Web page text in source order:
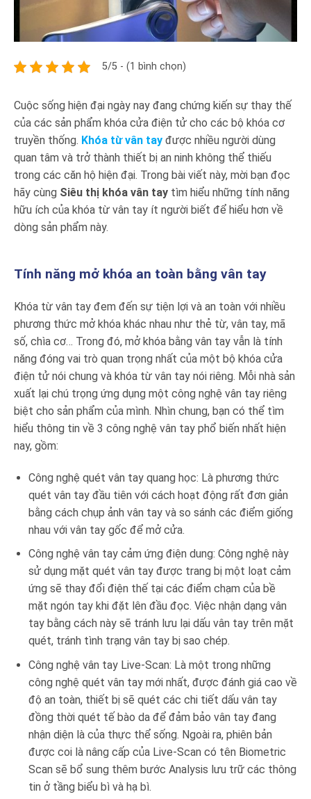
5/5 - (1 bình chọn)
Cuộc sống hiện đại ngày nay đang chứng kiến sự thay thế
của các sản phẩm khóa cửa điện tử cho các bộ khóa cơ
truyền thống. Khóa từ vân tay được nhiều người dùng
quan tâm và trở thành thiết bị an ninh không thể thiếu
trong các căn hộ hiện đại. Trong bài viết này, mời bạn đọc
hãy cùng Siêu thị khóa vân tay tìm hiểu những tính năng
hữu ích của khóa từ vân tay ít người biết để hiểu hơn về
dòng sản phẩm này.
Tính năng mở khóa an toàn bằng vân tay
Khóa từ vân tay đem đến sự tiện lợi và an toàn với nhiều
phương thức mở khóa khác nhau như thẻ từ, vân tay, mã
số, chìa cơ… Trong đó, mở khóa bằng vân tay vẫn là tính
năng đóng vai trò quan trọng nhất của một bộ khóa cửa
điện tử nói chung và khóa từ vân tay nói riêng. Mỗi nhà sản
xuất lại chú trọng ứng dụng một công nghệ vân tay riêng
biệt cho sản phẩm của mình. Nhìn chung, bạn có thể tìm
hiểu thông tin về 3 công nghệ vân tay phổ biến nhất hiện
nay, gồm:
Công nghệ quét vân tay quang học: Là phương thức
quét vân tay đầu tiên với cách hoạt động rất đơn giản
bằng cách chụp ảnh vân tay và so sánh các điểm giống
nhau với vân tay gốc để mở cửa.
Công nghệ vân tay cảm ứng điện dung: Công nghệ này
sử dụng mặt quét vân tay được trang bị một loạt cảm
ứng sẽ thay đổi điện thế tại các điểm chạm của bề
mặt ngón tay khi đặt lên đầu đọc. Việc nhận dạng vân
tay bằng cách này sẽ tránh lưu lại dấu vân tay trên mặt
quét, tránh tình trạng vân tay bị sao chép.
Công nghệ vân tay Live-Scan: Là một trong những
công nghệ quét vân tay mới nhất, được đánh giá cao về
độ an toàn, thiết bị sẽ quét các chi tiết dấu vân tay
đồng thời quét tế bào da để đảm bảo vân tay đang
nhận diện là của thực thể sống. Ngoài ra, phiên bản
được coi là nâng cấp của Live-Scan có tên Biometric
Scan sẽ bổ sung thêm bước Analysis lưu trữ các thông
tin ở tầng biểu bì và hạ bì.